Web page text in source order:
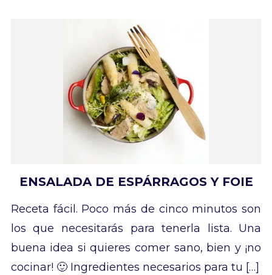
ENSALADA DE ESPÁRRAGOS Y FOIE
Receta fácil. Poco más de cinco minutos son
los que necesitarás para tenerla lista. Una
buena idea si quieres comer sano, bien y ¡no
cocinar! 🙂 Ingredientes necesarios para tu […]